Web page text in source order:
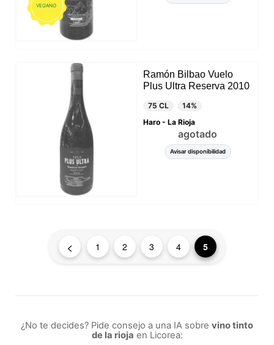
VEGANO
Ramón Bilbao Vuelo
Plus Ultra Reserva 2010
75 CL
14%
Haro - La Rioja
agotado
Avisar disponibilidad
< 1 2 3 4 5
¿No te decides? Pide consejo a una IA sobre vino tinto
de la rioja en Licorea: